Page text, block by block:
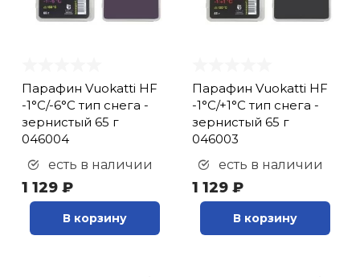
Парафин Vuokatti HF
-1°С/-6°С тип снега -
зернистый 65 г
046004
есть в наличии
1 129 ₽
В корзину
Парафин Vuokatti HF
-1°С/+1°С тип снега -
зернистый 65 г
046003
есть в наличии
1 129 ₽
В корзину